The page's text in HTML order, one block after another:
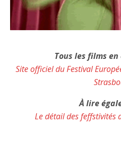
Tous les films
Site officiel du Festival
À lire
Le détail des feffstivités